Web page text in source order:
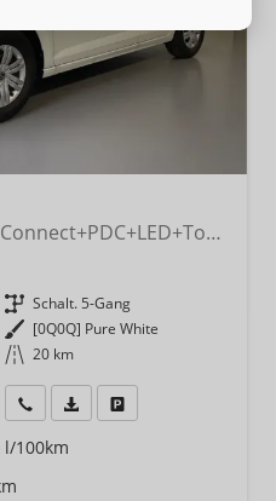
1.0 MPI Sitzheizung+AppConnect+PDC+LED+Touch+Lichtsensor+MultiLenkrad
Getriebe Schalt. 5-Gang
Außenfarbe [0Q0Q] Pure White
Kilometerstand 20 km
Wir rufen Sie anFahrzeugexposé (PDF)
l/100km